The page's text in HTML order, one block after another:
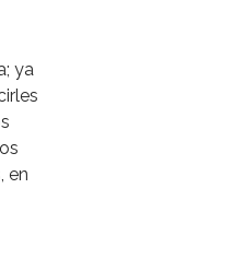
ya
en